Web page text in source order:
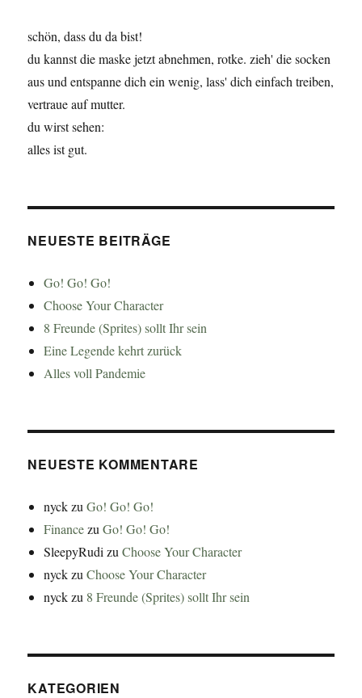
schön, dass du da bist!
du kannst die maske jetzt abnehmen, rotke. zieh' die socken
aus und entspanne dich ein wenig, lass' dich einfach treiben,
vertraue auf mutter.
du wirst sehen:
alles ist gut.
NEUESTE BEITRÄGE
Go! Go! Go!
Choose Your Character
8 Freunde (Sprites) sollt Ihr sein
Eine Legende kehrt zurück
Alles voll Pandemie
NEUESTE KOMMENTARE
nyckzuGo! Go! Go!
FinancezuGo! Go! Go!
SleepyRudi zuChoose Your Character
nyckzuChoose Your Character
nyckzu 8 Freunde (Sprites) sollt Ihr sein
KATEGORIEN